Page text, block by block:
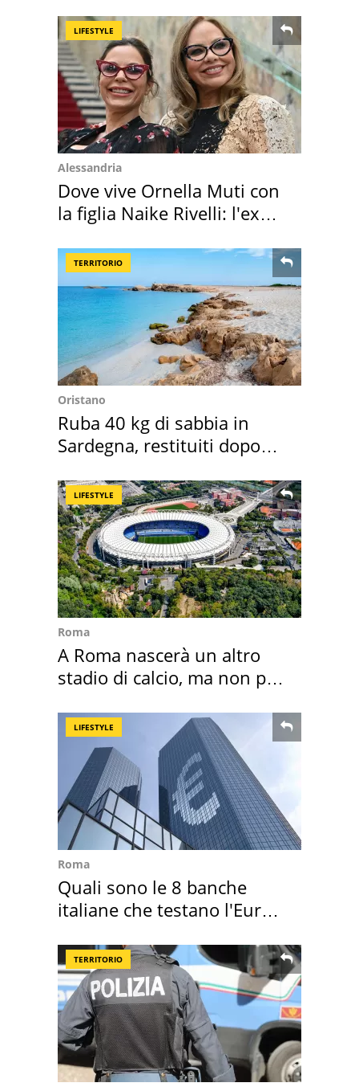
LIFESTYLE
Alessandria
Dove vive Ornella Muti con
la figlia Naike Rivelli: l'ex
TERRITORIO
Oristano
Ruba 40 kg di sabbia in
Sardegna, restituiti dopo
LIFESTYLE
Roma
A Roma nascerà un altro
stadio di calcio, ma non per
LIFESTYLE
Roma
Quali sono le 8 banche
italiane che testano l'Euro
TERRITORIO